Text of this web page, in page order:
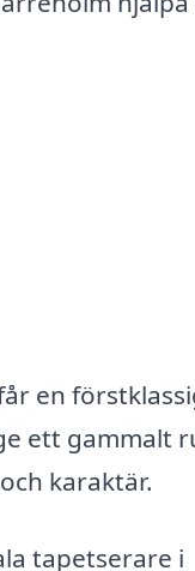
en
ett gammalt
karaktär.
tapetserare i